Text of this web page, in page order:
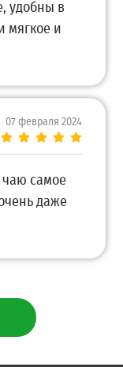
удобны в
мягкое и
07 февраля 2024
самое
даже